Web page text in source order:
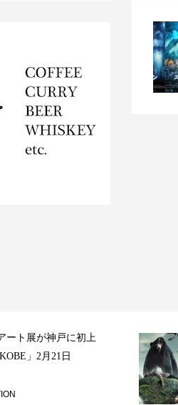
ート展が神戸に初上
」2月21日